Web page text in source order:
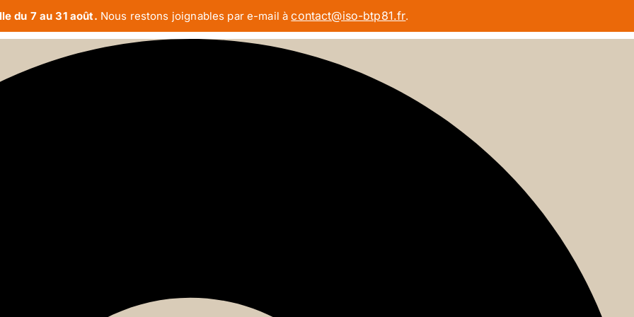
du 7 au 31 août. Nous restons joignables par e-mail àcontact@iso-btp81.fr.